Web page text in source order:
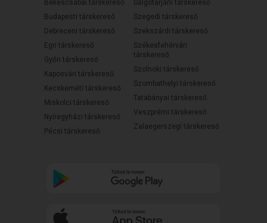
Békéscsabai társkereső
Budapesti társkereső
Debreceni társkereső
Egri társkereső
Győri társkereső
Kaposvári társkereső
Kecskeméti társkereső
Miskolci társkereső
Nyíregyházi társkereső
Pécsi társkereső
Salgótarjáni társkereső
Szegedi társkereső
Szekszárdi társkereső
Székesfehérvári
társkereső
Szolnoki társkereső
Szombathelyi társkereső
Tatabányai társkereső
Veszprémi társkereső
Zalaegerszegi társkereső